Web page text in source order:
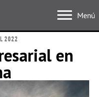
Menú
2022
en